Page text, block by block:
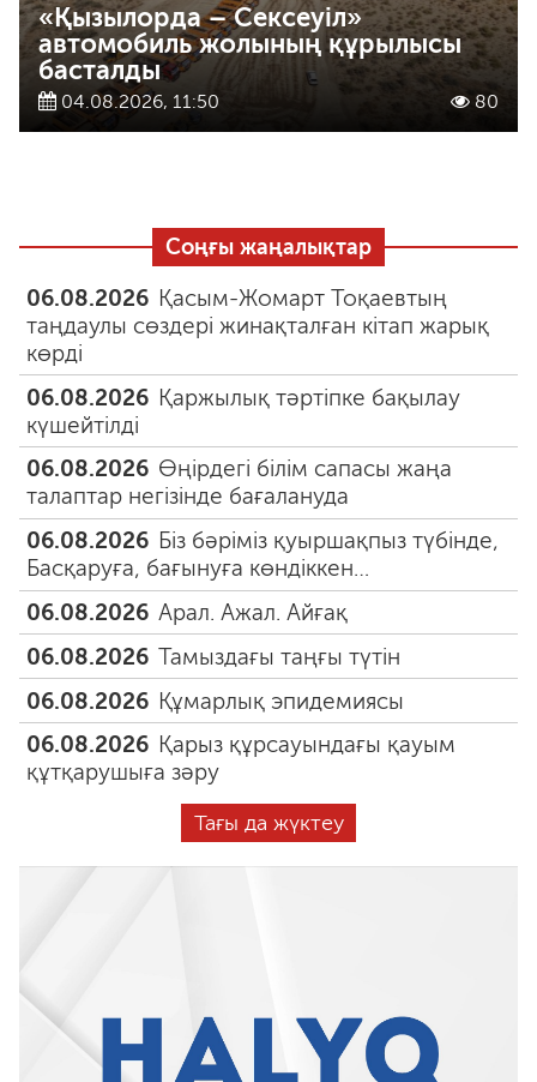
«Қызылорда – Сексеуіл»
автомобиль жолының құрылысы
басталды
04.08.2026, 11:50 80
Соңғы жаңалықтар
06.08.2026 Қасым-Жомарт Тоқаевтың
таңдаулы сөздері жинақталған кітап жарық
көрді
06.08.2026 Қаржылық тәртіпке бақылау
күшейтілді
06.08.2026 Өңірдегі білім сапасы жаңа
талаптар негізінде бағалануда
06.08.2026 Біз бәріміз қуыршақпыз түбінде,
Басқаруға, бағынуға көндіккен…
06.08.2026 Арал. Ажал. Айғақ
06.08.2026 Тамыздағы таңғы түтін
06.08.2026 Құмарлық эпидемиясы
06.08.2026 Қарыз құрсауындағы қауым
құтқарушыға зәру
Тағы да жүктеу